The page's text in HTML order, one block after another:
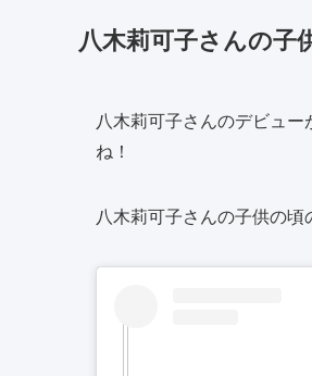
八木莉可子さんの子
八木莉可子さんのデビュ
ね！
八木莉可子さんの子供の頃